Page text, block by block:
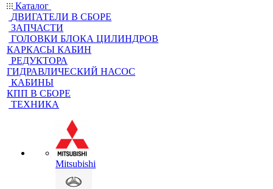
Каталог
ДВИГАТЕЛИ В СБОРЕ
ЗАПЧАСТИ
ГОЛОВКИ БЛОКА ЦИЛИНДРОВ
КАРКАСЫ КАБИН
РЕДУКТОРА
ГИДРАВЛИЧЕСКИЙ НАСОС
КАБИНЫ
КПП В СБОРЕ
ТЕХНИКА
Mitsubishi